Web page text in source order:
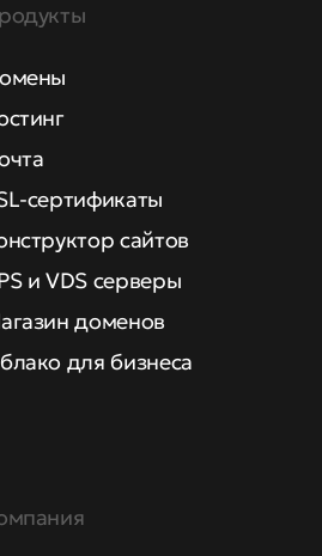
сертификаты
сайтов
и VDS серверы
доменов
для бизнеса